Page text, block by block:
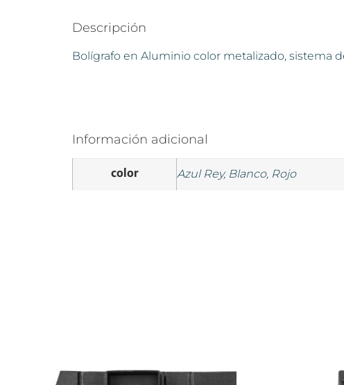
Descripción
Bolígrafo en Aluminio color metalizado, sistema
Información adicional
color Azul Rey, Blanco, Rojo